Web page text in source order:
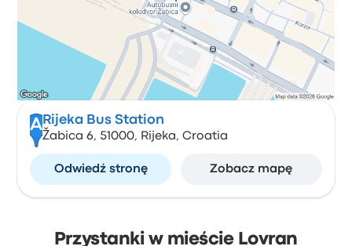
A Rijeka Bus Station
Žabica 6, 51000, Rijeka, Croatia
Odwiedź stronę Zobacz mapę
Przystanki w mieście Lovran